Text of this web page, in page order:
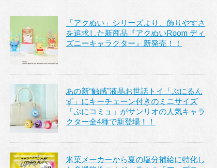
「アクぬい」シリーズより、飾りやすさ
を追求した新商品『アクぬいRoom ディ
ズニーキャラクター』新発売！！
あの新“触感”液晶お世話トイ「ぷにるん
ず」にキーチェーン付きのミニサイズ
「ぷにコミュ」がサンリオの人気キャラ
クター全4種で新登場！！
米菓メーカーから夏の塩分補給に特化し